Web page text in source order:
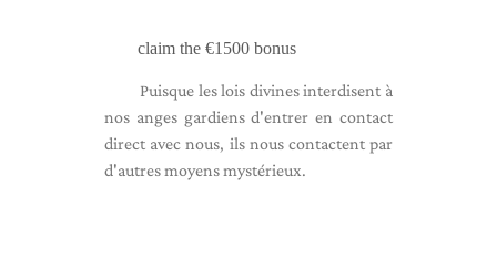
claim the €1500 bonus
Puisque les lois divines interdisent à
nos anges gardiens d'entrer en contact
direct avec nous, ils nous contactent par
d'autres moyens mystérieux.